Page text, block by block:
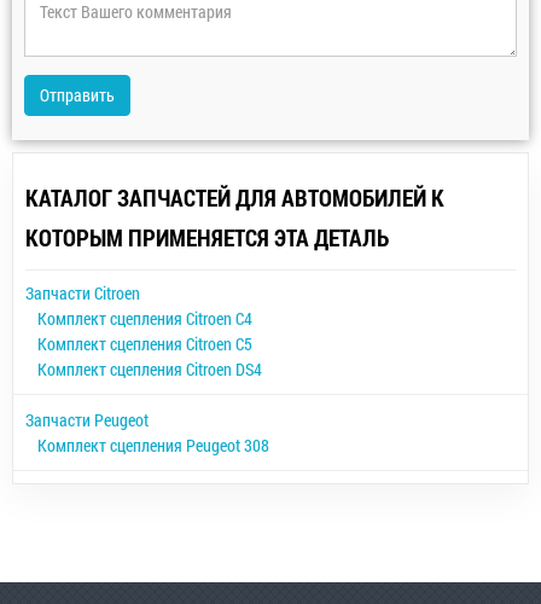
Отправить
КАТАЛОГ ЗАПЧАСТЕЙ ДЛЯ АВТОМОБИЛЕЙ К
КОТОРЫМ ПРИМЕНЯЕТСЯ ЭТА ДЕТАЛЬ
Запчасти Citroen
Комплект сцепления Citroen C4
Комплект сцепления Citroen C5
Комплект сцепления Citroen DS4
Запчасти Peugeot
Комплект сцепления Peugeot 308